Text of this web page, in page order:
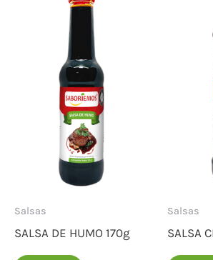
Salsas
SALSA DE HUMO 170g
Salsas
SALSA